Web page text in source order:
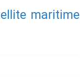
maritime